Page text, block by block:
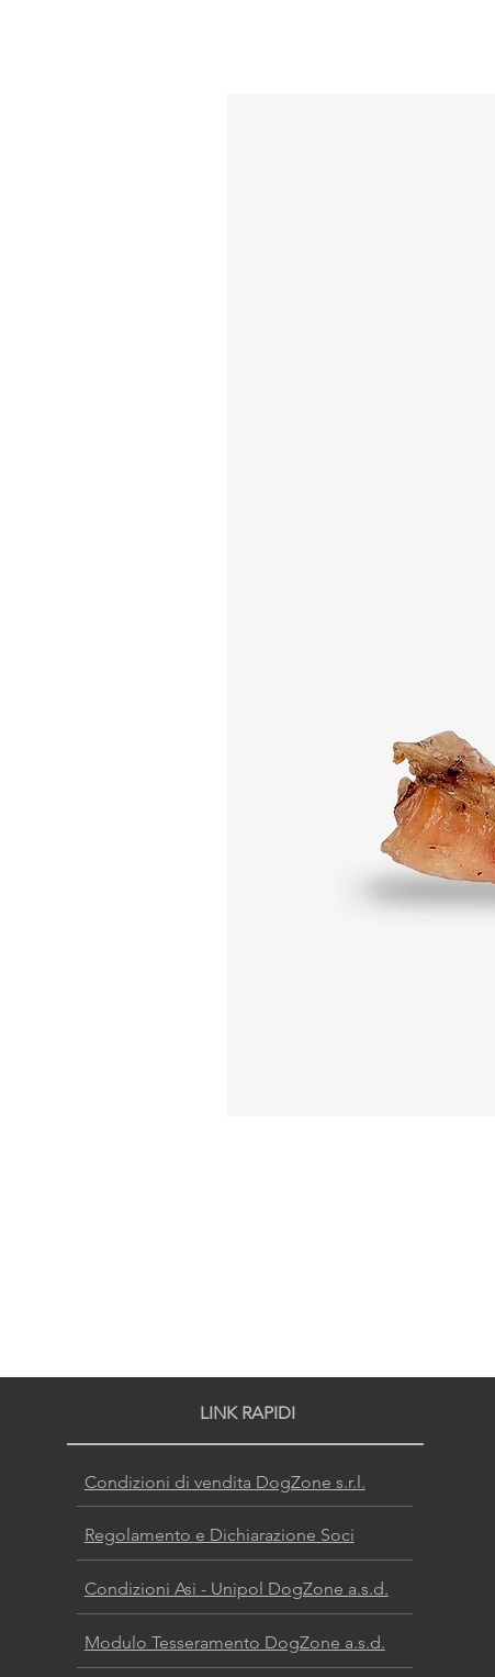
LINK RAPIDI
Condizioni di vendita DogZone s.r.l.
Regolamento e Dichiarazione Soci
Condizioni Asi - Unipol DogZone a.s.d.
Modulo Tesseramento DogZone a.s.d.